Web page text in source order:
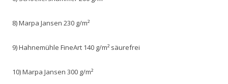
8) Marpa Jansen 230 g/m²
9) Hahnemühle FineArt 140 g/m² säurefrei
10) Marpa Jansen 300 g/m²